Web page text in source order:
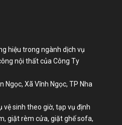
hiệu trong ngành dịch vụ
nội thất của Công Ty
Ngọc, Xã Vĩnh Ngọc, TP Nha
vệ sinh theo giờ, tạp vụ định
giặt rèm cửa, giặt ghế sofa,